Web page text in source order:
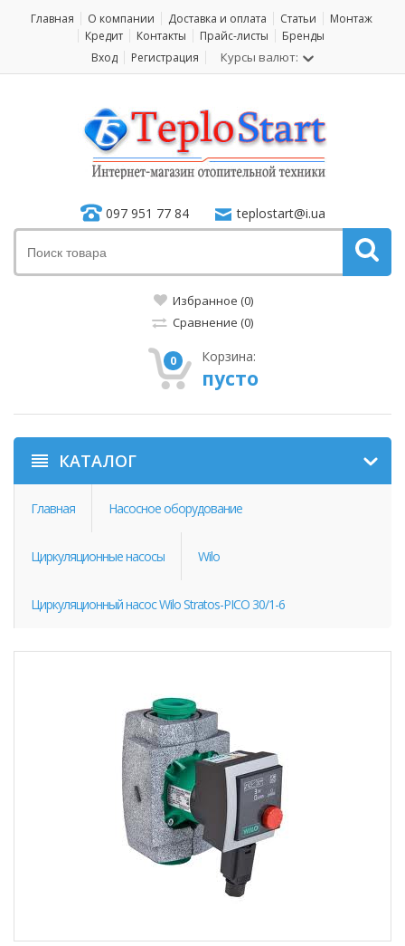
Главная О компании Доставка и оплата Статьи
Монтаж
Кредит
Контакты Прайс-листы
Бренды
Вход
Регистрация Курсы валют:
097 951 77 84 teplostart@i.ua
Избранное (0)
Сравнение (0)
0 Корзина:
пусто
КАТАЛОГ
Главная Насосное оборудование
Циркуляционные насосы Wilo
Циркуляционный насос Wilo Stratos-PICO 30/1-6